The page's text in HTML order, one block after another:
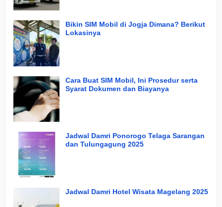
Bikin SIM Mobil di Jogja Dimana? Berikut
Lokasinya
Cara Buat SIM Mobil, Ini Prosedur serta
Syarat Dokumen dan Biayanya
Jadwal Damri Ponorogo Telaga Sarangan
dan Tulungagung 2025
Jadwal Damri Hotel Wisata Magelang 2025